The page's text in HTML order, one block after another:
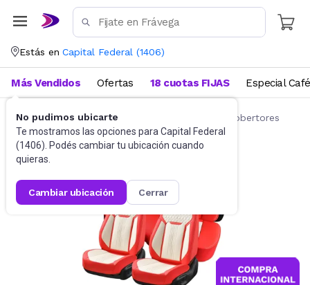
Estás en Capital Federal (1406)
No pudimos ubicarte
Te mostramos las opciones para Capital Federal
(1406). Podés cambiar tu ubicación cuando
quieras.
cambiar ubicación cerrar
Más Vendidos Ofertas 18 cuotas FIJAS Especial Café
Accesorios para autos y motos Fundas y cobertores